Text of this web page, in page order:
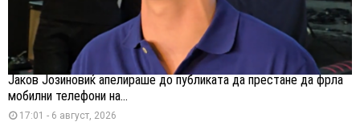
Јаков Јозиновиќ апелираше до публиката да престане да фрла
мобилни телефони на...
17:01 - 6 август, 2026